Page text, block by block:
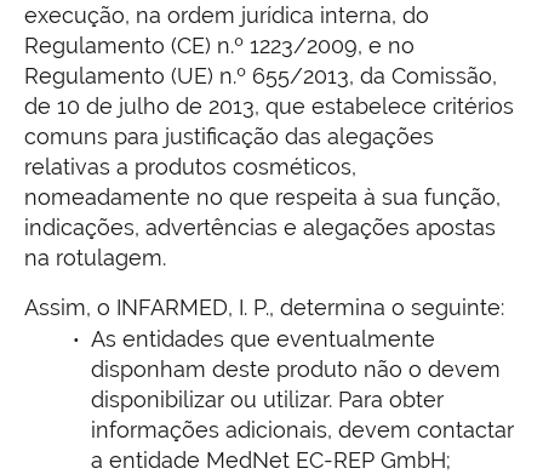
execução, na ordem jurídica interna, do
Regulamento (CE) n.º 1223/2009, e no
Regulamento (UE) n.º 655/2013, da Comissão,
de 10 de julho de 2013, que estabelece critérios
comuns para justificação das alegações
relativas a produtos cosméticos,
nomeadamente no que respeita à sua função,
indicações, advertências e alegações apostas
na rotulagem.
Assim, o INFARMED, I. P., determina o seguinte:
As entidades que eventualmente
disponham deste produto não o devem
disponibilizar ou utilizar. Para obter
informações adicionais, devem contactar
a entidade MedNet EC-REP GmbH;